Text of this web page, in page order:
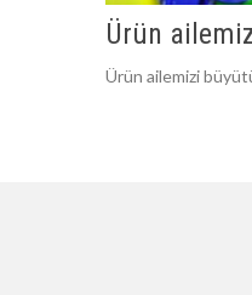
Ürün
Ürün ailemizi